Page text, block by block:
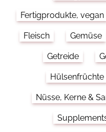
Fertigprodukte, vegan
Fleisch Gemüse
Getreide
Hülsenfrüchte
Nüsse, Kerne &